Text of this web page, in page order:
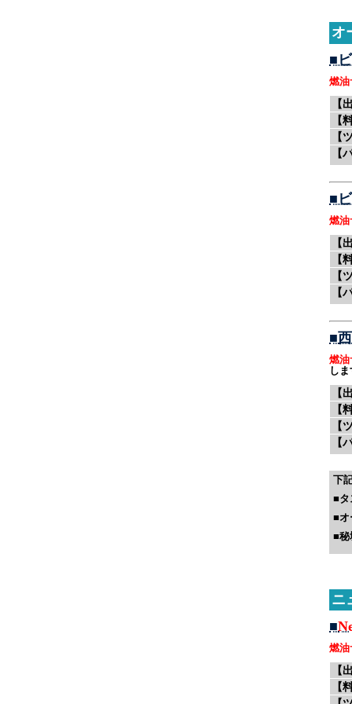
オ
■
燃油
【
【
【
【
■
燃油
【
【
【
【
■
燃油
しま
【
【
【
【
下
■
■オ
■秘
ニ
■
燃油
【
【